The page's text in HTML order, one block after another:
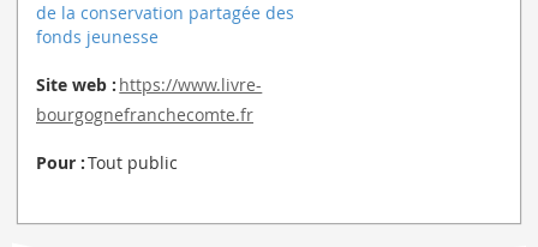
de la conservation partagée des
fonds jeunesse
Site web : https://www.livre-
bourgognefranchecomte.fr
Pour :Tout public